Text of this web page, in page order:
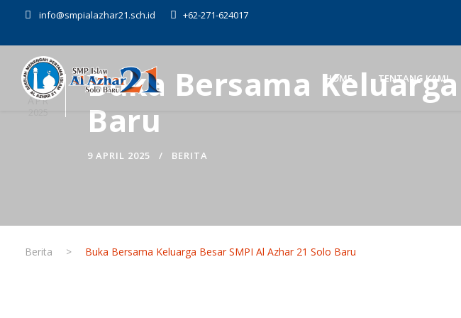
info@smpialazhar21.sch.id +62-271-624017
HOME TENTANG KAMI
09
APR
2025
Buka Bersama
Baru
9 APRIL 2025 BERITA
Berita > Buka Bersama Keluarga Besar SMPI Al Azhar 21 Solo Baru